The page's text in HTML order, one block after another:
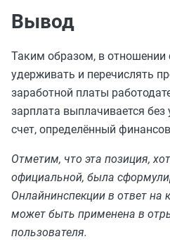
Вывод
Таким образом, в отношении
удерживать и перечислять
заработной платы
зарплата выплачивается
счет, определённый
Отметим, что эта позиция,
официальной, была
Онлайнинспекции в ответ на
может быть применена в
пользователя.